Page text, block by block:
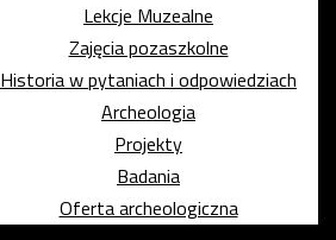
Lekcje Muzealne
Zajęcia pozaszkolne
Historia w pytaniach i odpowiedziach
Archeologia
Projekty
Badania
Oferta archeologiczna